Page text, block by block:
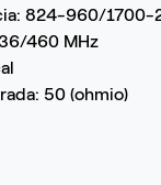
824-960/1700-
460 MHz
50 (ohmio)